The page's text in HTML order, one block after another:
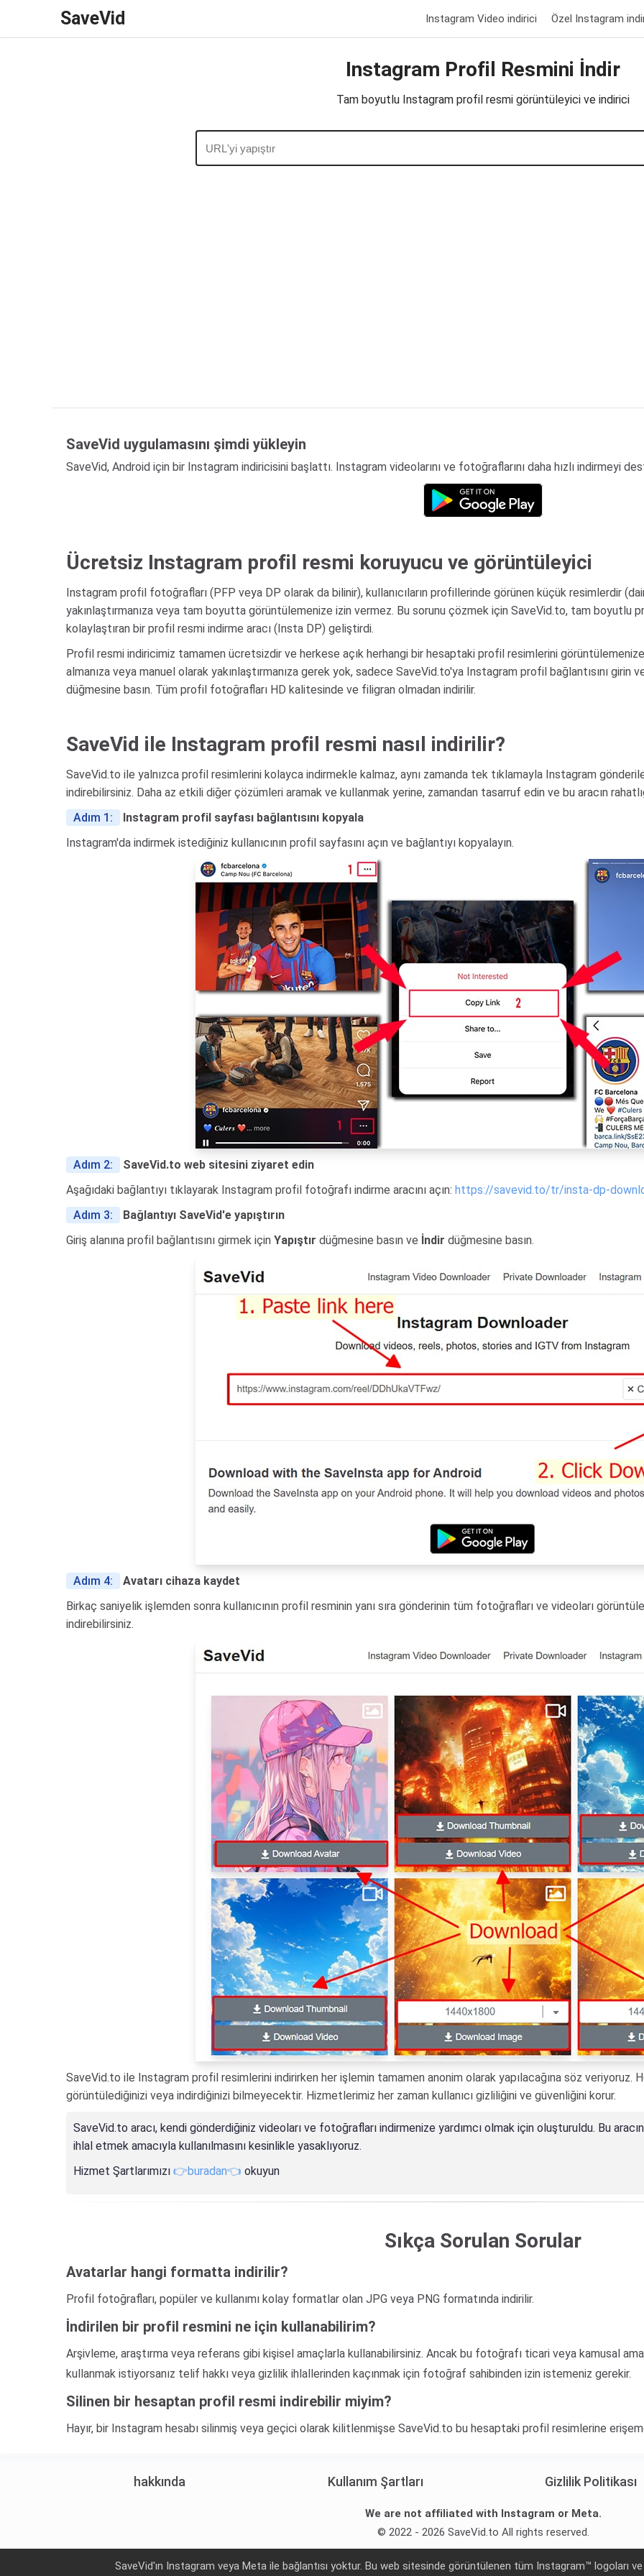
SaveVid Instagram Video indirici Özel Instagram
Instagram Profil Resmini İndir
Tam boyutlu Instagram profil resmi görüntüleyici ve indirici
SaveVid uygulamasını şimdi yükleyin
SaveVid, Android için bir Instagram indiricisini başlattı. Instagram videolarını ve fotoğraflarını daha hızlı indirmeyi
Ücretsiz Instagram profil resmi koruyucu ve görüntüleyici
Instagram profil fotoğrafları (PFP ​​veya DP olarak da bilinir), kullanıcıların profillerinde görünen küçük resimlerdir
yakınlaştırmanıza veya tam boyutta görüntülemenize izin vermez. Bu sorunu çözmek için SaveVid.to, tam
kolaylaştıran bir profil resmi indirme aracı (Insta DP) geliştirdi.
Profil resmi indiricimiz tamamen ücretsizdir ve herkese açık herhangi bir hesaptaki profil resimlerini
almanıza veya manuel olarak yakınlaştırmanıza gerek yok, sadece SaveVid.to'ya Instagram profil bağlantısını girin
düğmesine basın. Tüm profil fotoğrafları HD kalitesinde ve filigran olmadan indirilir.
SaveVid ile Instagram profil resmi nasıl indirilir?
SaveVid.to ile yalnızca profil resimlerini kolayca indirmekle kalmaz, aynı zamanda tek tıklamayla Instagram
indirebilirsiniz. Daha az etkili diğer çözümleri aramak ve kullanmak yerine, zamandan tasarruf edin ve bu aracın
Adım 1:
Instagram profil sayfası bağlantısını kopyala
Instagram'da indirmek istediğiniz kullanıcının profil sayfasını açın ve bağlantıyı kopyalayın.
Adım 2:
SaveVid.to web sitesini ziyaret edin
Aşağıdaki bağlantıyı tıklayarak Instagram profil fotoğrafı indirme aracını açın: https://savevid.to/tr/insta-dp-
Adım 3:
Bağlantıyı SaveVid'e yapıştırın
Giriş alanına profil bağlantısını girmek için Yapıştır düğmesine basın ve İndir düğmesine basın.
Adım 4:
Avatarı cihaza kaydet
Birkaç saniyelik işlemden sonra kullanıcının profil resminin yanı sıra gönderinin tüm fotoğrafları ve videoları
indirebilirsiniz.
SaveVid.to ile Instagram profil resimlerini indirirken her işlemin tamamen anonim olarak yapılacağına söz veriyoruz.
görüntülediğinizi veya indirdiğinizi bilmeyecektir. Hizmetlerimiz her zaman kullanıcı gizliliğini ve güvenliğini korur.
SaveVid.to aracı, kendi gönderdiğiniz videoları ve fotoğrafları indirmenize yardımcı olmak için oluşturuldu. Bu aracın
ihlal etmek amacıyla kullanılmasını kesinlikle yasaklıyoruz.
Hizmet Şartlarımızı 👉buradan👈 okuyun
Sıkça Sorulan Sorular
Avatarlar hangi formatta indirilir?
Profil fotoğrafları, popüler ve kullanımı kolay formatlar olan JPG veya PNG formatında indirilir.
İndirilen bir profil resmini ne için kullanabilirim?
Arşivleme, araştırma veya referans gibi kişisel amaçlarla kullanabilirsiniz. Ancak bu fotoğrafı ticari veya kamusal
kullanmak istiyorsanız telif hakkı veya gizlilik ihlallerinden kaçınmak için fotoğraf sahibinden izin istemeniz gerekir.
Silinen bir hesaptan profil resmi indirebilir miyim?
Hayır, bir Instagram hesabı silinmiş veya geçici olarak kilitlenmişse SaveVid.to bu hesaptaki profil resimlerine
hakkında Kullanım Şartları Gizlilik Politikası
We are not affiliated with Instagram or Meta.
© 2022 - 2026 SaveVid.to All rights reserved.
SaveVid'ın Instagram veya Meta ile bağlantısı yoktur. Bu web sitesinde görüntülenen tüm Instagram™ logoları